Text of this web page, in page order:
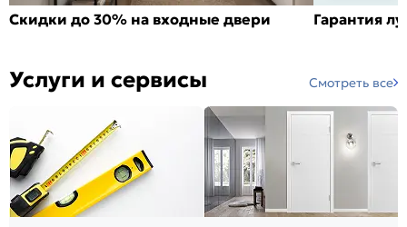
Скидки до 30% на входные двери Гарантия
Услуги и сервисы Смотреть все